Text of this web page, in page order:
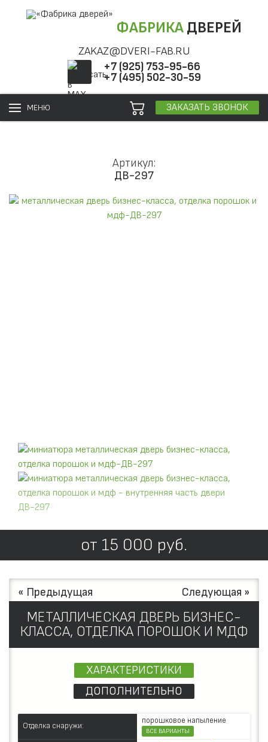
ФАБРИКАДВЕРЕЙ
ZAKAZ@DVERI-FAB.RU
+7 (925) 753-95-66
+7 (495) 502-30-59
МЕНЮ ЗАКАЗАТЬ ЗВОНОК
Артикул:
ДВ-297
от 15 000 руб.
« Предыдущая Следующая »
МЕТАЛЛИЧЕСКАЯ ДВЕРЬ БИЗНЕС-
КЛАССА, ОТДЕЛКА ПОРОШОК И МДФ
ХАРАКТЕРИСТИКИ
ДОПОЛНИТЕЛЬНО
Отделка снаружи:
порошковое напыление
ВСЕ ВАРИАНТЫ